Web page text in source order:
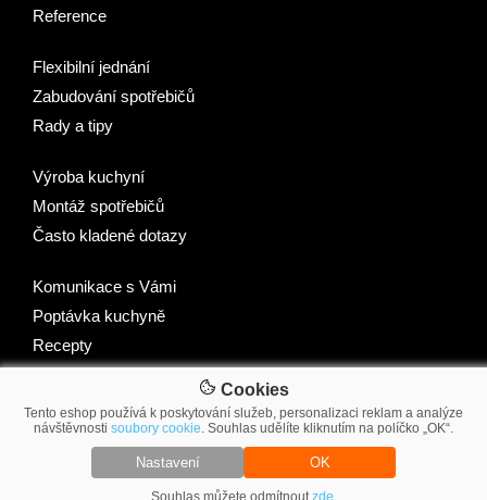
Cookies
Tento eshop používá k poskytování služeb, personalizaci reklam a analýze
návštěvnosti soubory cookie. Souhlas udělíte kliknutím na políčko „OK“.
Nastavení OK
Souhlas můžete odmítnout zde
Reference
Flexibilní jednání
Zabudování spotřebičů
Rady a tipy
Výroba kuchyní
Montáž spotřebičů
Často kladené dotazy
Komunikace s Vámi
Poptávka kuchyně
Recepty
© 2007-2026 2Traders CZ s.r.o.